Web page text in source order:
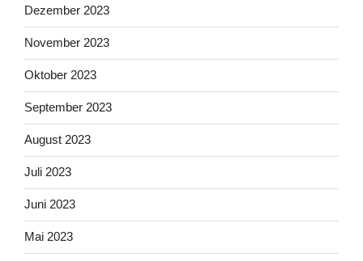
Dezember 2023
November 2023
Oktober 2023
September 2023
August 2023
Juli 2023
Juni 2023
Mai 2023